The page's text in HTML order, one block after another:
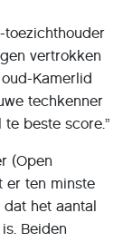
toezichthouder
vertrokken
Kamerlid
techkenner
te beste score.”
(Open
er ten minste
het aantal
Beiden